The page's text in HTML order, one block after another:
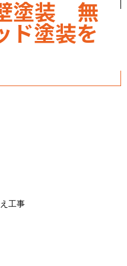
塗装 無
ド塗装を
工事